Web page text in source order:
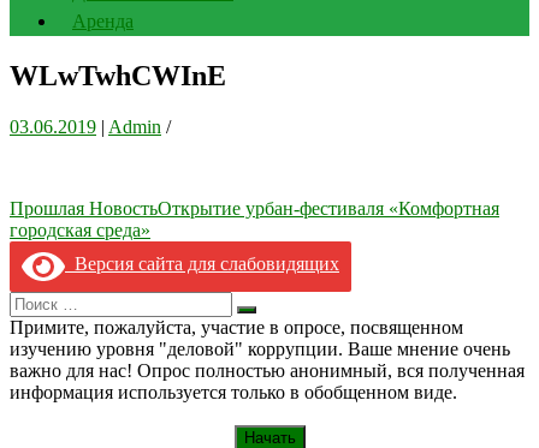
Аренда
WLwTwhCWInE
03.06.2019 | Admin /
Навигация
по
записям
Прошлая НовостьОткрытие урбан-фестиваля «Комфортная
городская среда»
Версия сайта для слабовидящих
Search
for:
Искать
Примите, пожалуйста, участие в опросе, посвященном
изучению уровня "деловой" коррупции. Ваше мнение очень
важно для нас! Опрос полностью анонимный, вся полученная
информация используется только в обобщенном виде.
Начать